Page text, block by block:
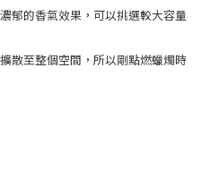
郁的香氣效果，可以挑選較大容量
散至整個空間，所以剛點燃蠟燭時